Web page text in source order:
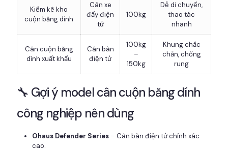
Kiểm kê kho
cuộn băng dính
Cân xe
đẩy điện
tử
100kg
Dễ di chuyển,
thao tác
nhanh
Cân cuộn băng
dính xuất khẩu
Cân bàn
điện tử
100kg
–
150kg
Khung chắc
chắn, chống
rung
🔧 Gợi ý model cân cuộn băng dính
công nghiệp nên dùng
Ohaus Defender Series – Cân bàn điện tử chính xác
cao.